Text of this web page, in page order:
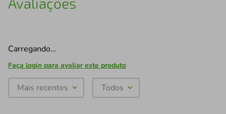
Carregando…
Faça login para avaliar este produto
Mais recentes Todos